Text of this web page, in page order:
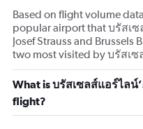
Based on flight volume
popular airport that บรัสเ
Josef Strauss and Brussels
two most visited by บรัสเ
What is บรัสเซลส์แอร์ไลน์
flight?